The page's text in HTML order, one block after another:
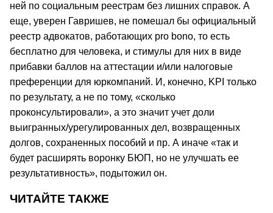
ней по социальным реестрам без лишних справок. А
еще, уверен Гавришев, не помешал бы официальный
реестр адвокатов, работающих pro bono, то есть
бесплатно для человека, и стимулы для них в виде
прибавки баллов на аттестации и/или налоговые
преференции для юркомпаний. И, конечно, KPI только
по результату, а не по тому, «сколько
проконсультировали», а это значит учет доли
выигранных/урегулированных дел, возвращенных
долгов, сохраненных пособий и пр. А иначе «так и
будет расширять воронку БЮП, но не улучшать ее
результативность», подытожил он.
ЧИТАЙТЕ ТАКЖЕ